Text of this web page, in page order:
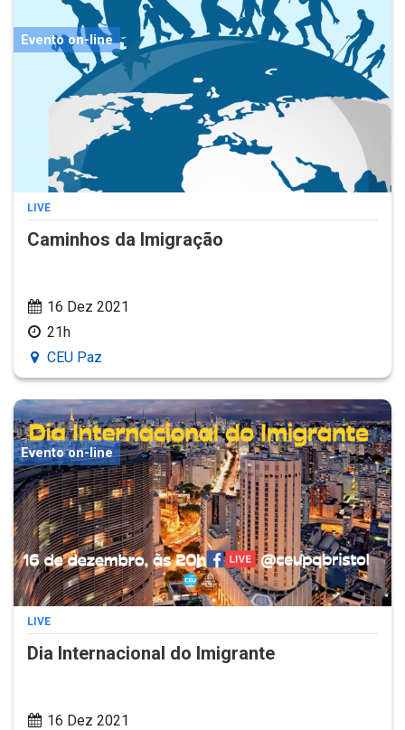
Evento on-line
LIVE
Caminhos da Imigração
16 Dez 2021
21h
CEU Paz
Evento on-line
LIVE
Dia Internacional do Imigrante
16 Dez 2021